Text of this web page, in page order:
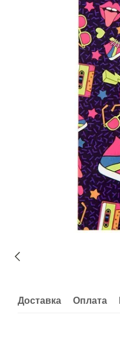
Доставка Оплата